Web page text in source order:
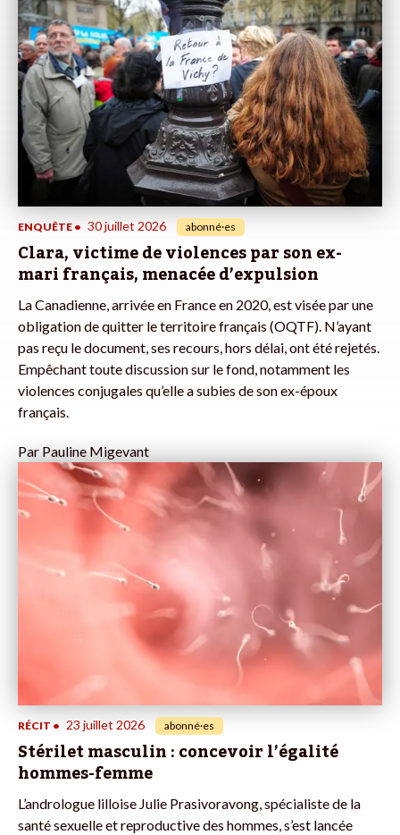
ENQUÊTE • 30 juillet 2026 abonné·es
Clara, victime de violences par son ex-
mari français, menacée d’expulsion
La Canadienne, arrivée en France en 2020, est visée par une
obligation de quitter le territoire français (OQTF). N’ayant
pas reçu le document, ses recours, hors délai, ont été rejetés.
Empêchant toute discussion sur le fond, notamment les
violences conjugales qu’elle a subies de son ex-époux
français.
Par Pauline Migevant
RÉCIT • 23 juillet 2026 abonné·es
Stérilet masculin : concevoir l’égalité
hommes-femme
L’andrologue lilloise Julie Prasivoravong, spécialiste de la
santé sexuelle et reproductive des hommes, s’est lancée